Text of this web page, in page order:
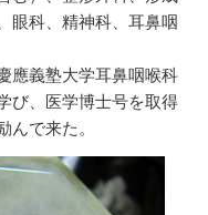
眼科、精神科、耳鼻咽
應義塾大学耳鼻咽喉科
び、医学博士号を取得
んで来た。